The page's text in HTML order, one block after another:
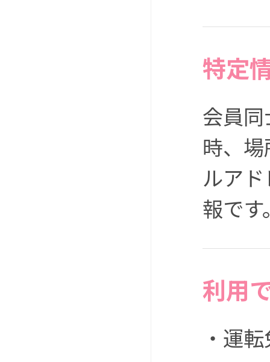
特定
会員
時、
ルア
報です
利用
・運